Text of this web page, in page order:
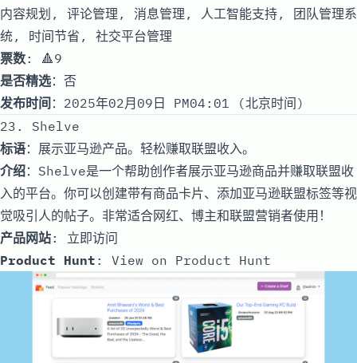
内容规划, 评论管理, 消息管理, 人工智能支持, 团队管理系
统, 时间节省, 社交平台管理
票数: 🔺9
是否精选：否
发布时间 ：2025年02月09日 PM04:01 (北京时间)
23. Shelve
标语：展示亚马逊产品。轻松赚取联盟收入。
介绍：Shelve是一个帮助创作者展示亚马逊商品并赚取联盟收
入的平台。你可以创建带有商品卡片、添加亚马逊联盟标签等视
觉吸引人的帖子。非常适合网红、博主和联盟营销者使用！
产品网站: 立即访问
Product Hunt : View on Product Hunt